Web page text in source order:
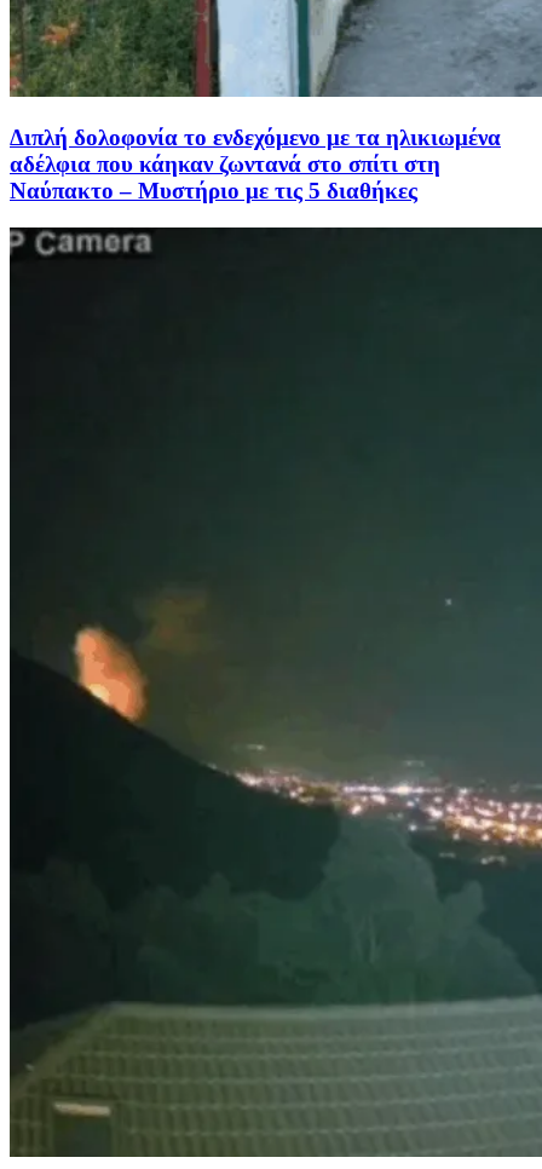
Διπλή δολοφονία το ενδεχόμενο με τα ηλικιωμένα
αδέλφια που κάηκαν ζωντανά στο σπίτι στη
Ναύπακτο – Μυστήριο με τις 5 διαθήκες